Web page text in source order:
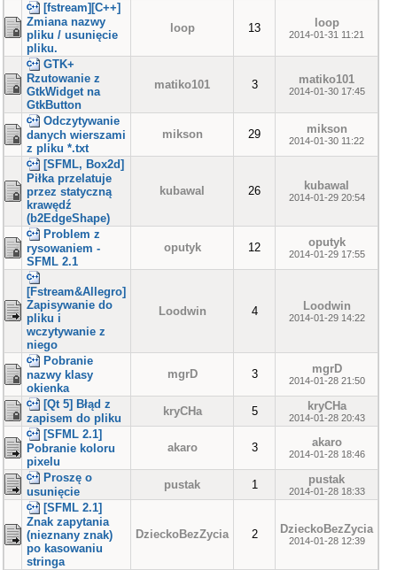
[fstream][C++]
Zmiana nazwy
pliku / usunięcie
pliku.
loop 13 loop
2014-01-31 11:21
GTK+
Rzutowanie z
GtkWidget na
GtkButton
matiko101 3 matiko101
2014-01-30 17:45
Odczytywanie
danych wierszami
z pliku *.txt
mikson 29 mikson
2014-01-30 11:22
[SFML, Box2d]
Piłka przelatuje
przez statyczną
krawędź
(b2EdgeShape)
kubawal 26 kubawal
2014-01-29 20:54
Problem z
rysowaniem -
SFML 2.1
oputyk 12 oputyk
2014-01-29 17:55
[Fstream&Allegro]
Zapisywanie do
pliku i
wczytywanie z
niego
Loodwin 4 Loodwin
2014-01-29 14:22
Pobranie
nazwy klasy
okienka
mgrD 3 mgrD
2014-01-28 21:50
[Qt 5] Błąd z
zapisem do pliku
kryCHa 5 kryCHa
2014-01-28 20:43
[SFML 2.1]
Pobranie koloru
pixelu
akaro 3 akaro
2014-01-28 18:46
Proszę o
usunięcie
pustak 1 pustak
2014-01-28 18:33
[SFML 2.1]
Znak zapytania
(nieznany znak)
po kasowaniu
stringa
DzieckoBezZycia 2 DzieckoBezZycia
2014-01-28 12:39